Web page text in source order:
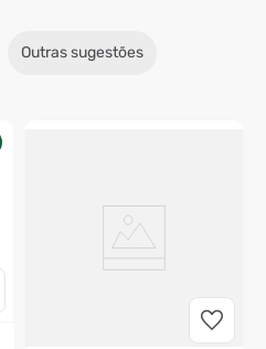
Outras sugestões